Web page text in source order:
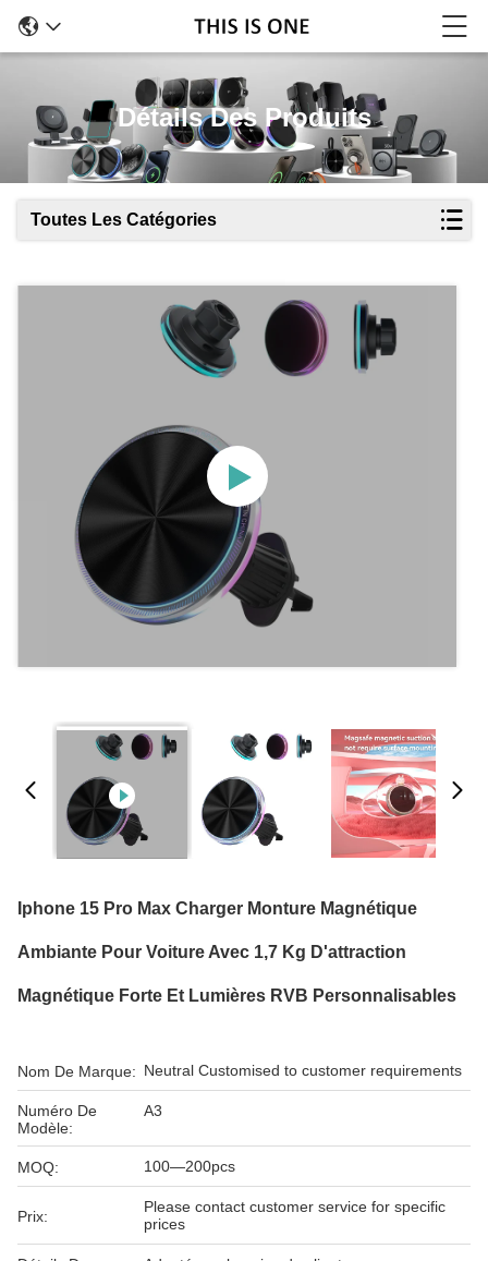
Détails Des Produits
Toutes Les Catégories
Iphone 15 Pro Max Charger Monture Magnétique
Ambiante Pour Voiture Avec 1,7 Kg D'attraction
Magnétique Forte Et Lumières RVB Personnalisables
Nom De Marque: Neutral Customised to customer requirements
Numéro De
Modèle:
A3
MOQ: 100—200pcs
Prix:
Please contact customer service for specific
prices